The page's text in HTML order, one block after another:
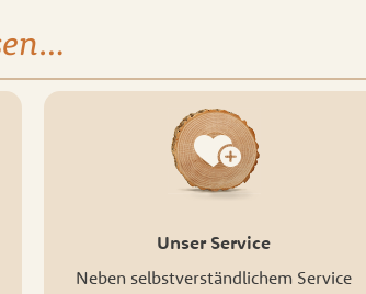
Unser Service
Neben selbstverständlichem Service